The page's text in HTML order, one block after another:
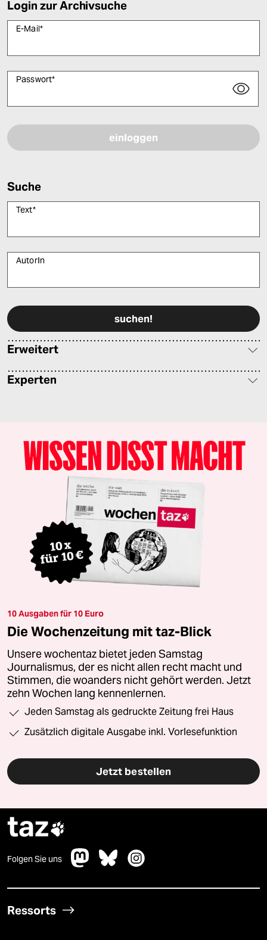
Login zur Archivsuche
E-Mail*
Passwort*
Suche
Text*
AutorIn
Erweitert
Experten
10 Ausgaben für 10 Euro
Die Wochenzeitung mit taz-Blick
Unsere wochentaz bietet jeden Samstag
Journalismus, der es nicht allen recht macht und
Stimmen, die woanders nicht gehört werden. Jetzt
zehn Wochen lang kennenlernen.
Jeden Samstag als gedruckte Zeitung frei Haus
Zusätzlich digitale Ausgabe inkl. Vorlesefunktion
Jetzt bestellen
taz
Folgen Sie uns
Ressorts